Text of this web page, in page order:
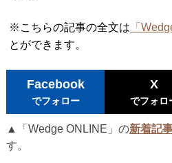
※こちらの記事の全文は 「
とができます。
Facebook
でフォロー
X
でフォロ
▲「Wedge ONLINE」の新着記
す。